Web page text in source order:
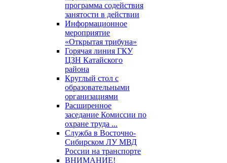
программа содействия
занятости в действии
Информационное
мероприятие
«Открытая трибуна»
Горячая линия ГКУ
ЦЗН Катайского
района
Круглый стол с
образовательными
организациями
Расширенное
заседание Комиссии по
охране труда ...
Служба в Восточно-
Сибирском ЛУ МВД
России на транспорте
ВНИМАНИЕ!